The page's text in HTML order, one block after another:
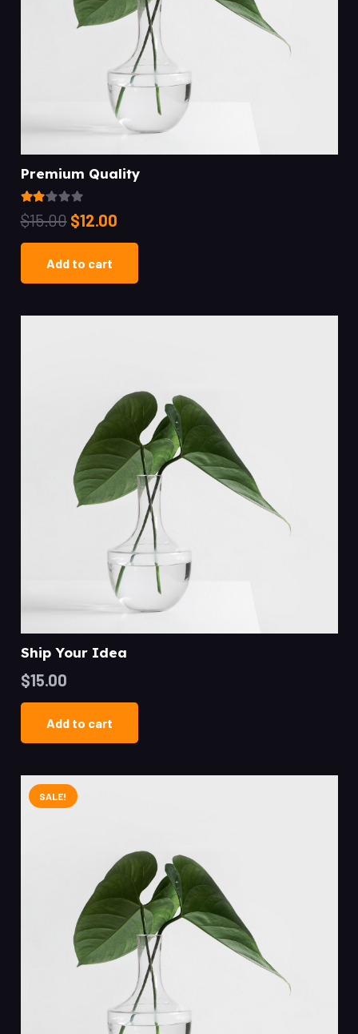
Premium Quality
Rated 2.00
$15.00 $12.00
Add to cart
Ship Your Idea
$15.00
Add to cart
SALE!